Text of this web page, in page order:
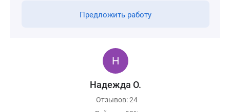
Предложить работу
Надежда О.
Отзывов: 24